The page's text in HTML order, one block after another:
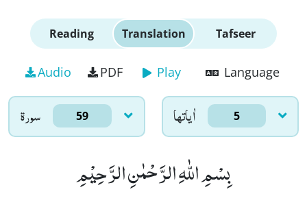
Reading Translation Tafseer
Audio PDF Play Language
سورۃ 59 اٰياتها 5
بِسْمِ اللّٰهِ الرَّحْمٰنِ الرَّحِیْمِ